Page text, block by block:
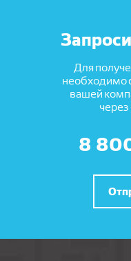
Для
необходимо
вашей
через
8